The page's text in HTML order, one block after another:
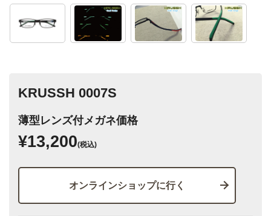
KRUSSH 0007S
薄型レンズ付メガネ価格
¥13,200(税込)
オンラインショップに行く